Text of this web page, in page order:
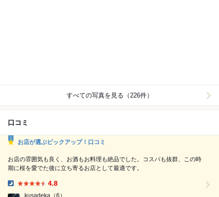
すべての写真を見る（226件）
口コミ
お店が選ぶピックアップ！口コミ
お店の雰囲気も良く、お酒もお料理も絶品でした。コスパも抜群、この時
期に桜を愛でた後に立ち寄るお店として最適です。
4.8
kusadeka （6）